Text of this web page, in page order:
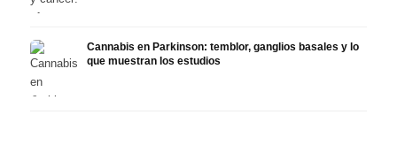
Cannabis en Parkinson: temblor, ganglios basales y lo
que muestran los estudios